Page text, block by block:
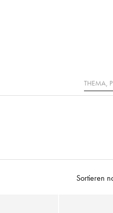
Suche
Sortieren